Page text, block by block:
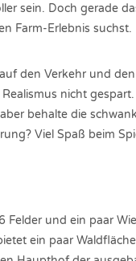
sein. Doch gerade
Farm-Erlebnis suchst.
den Verkehr und
nicht
behalte die
Viel Spaß beim
Felder und ein paar
ein paar